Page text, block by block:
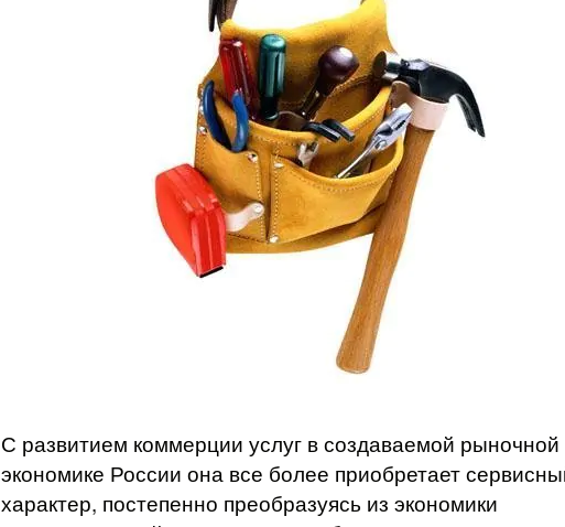
С развитием коммерции услуг в создаваемой рыночной
экономи­ке России она все более приобретает
характер, постепенно преобразуясь из экономики